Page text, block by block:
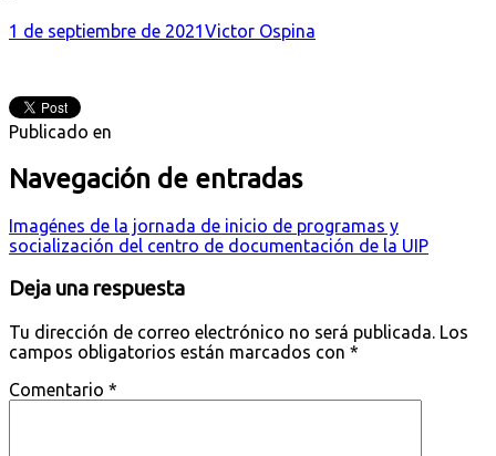
1 de septiembre de 2021Victor Ospina
Publicado en
Navegación de entradas
Imagénes de la jornada de inicio de programas y
socialización del centro de documentación de la UIP
Deja una respuesta
Tu dirección de correo electrónico no será publicada. Los
campos obligatorios están marcados con *
Comentario *